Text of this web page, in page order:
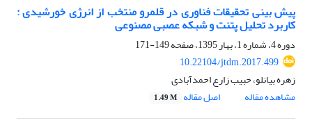
پیش بینی تحقیقات فناوری در قلمرو منتخب از انرژی خورشیدی :
کاربرد تحلیل پتنت و شبکه عصبی مصنوعی
دوره 4، شماره 1، بهار 1395، صفحه
149-171
10.22104/jtdm.2017.499
زهره بیانلو، حبیب زارع احمدآبادی
مشاهده مقاله
اصل مقاله 1.49 M